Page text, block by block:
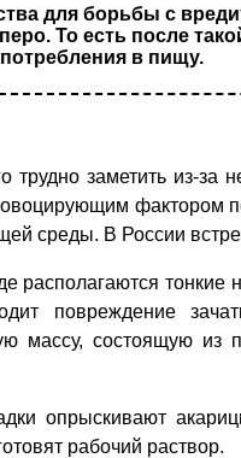
для борьбы с
То есть после
в пищу.
заметить из-за
фактором
среды. В России
располагаются
повреждение
массу, состоящую из
опрыскивают
рабочий раствор.